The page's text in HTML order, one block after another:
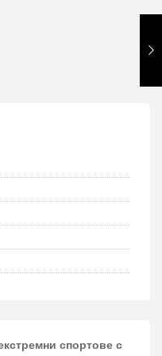
спортове с